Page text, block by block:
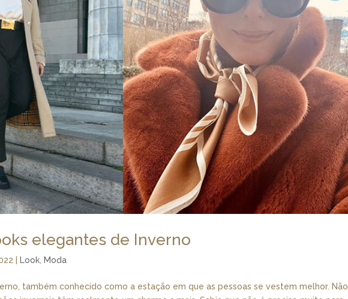
elegantes de Inverno
Look, Moda
também conhecido como a estação em que as pessoas se vestem melhor. Não